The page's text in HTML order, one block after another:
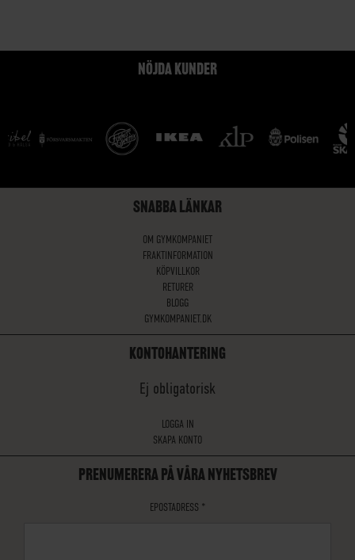
NÖJDA KUNDER
SNABBA LÄNKAR
OM GYMKOMPANIET
FRAKTINFORMATION
KÖPVILLKOR
RETURER
BLOGG
GYMKOMPANIET.DK
KONTOHANTERING
Ej obligatorisk
LOGGA IN
SKAPA KONTO
PRENUMERERA PÅ VÅRA NYHETSBREV
EPOSTADRESS *